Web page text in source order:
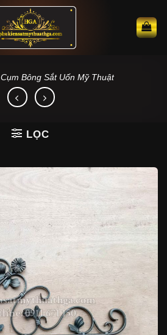
Cụm Bông Sắt Uốn Mỹ Thuật
LỌC